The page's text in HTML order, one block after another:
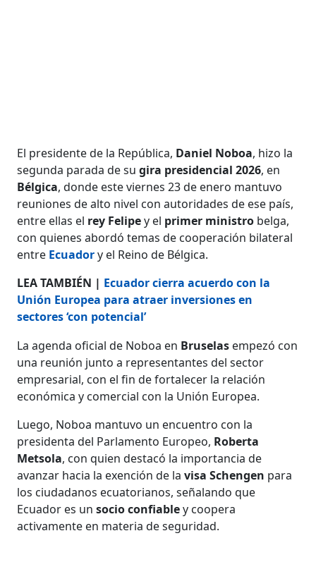
El presidente de la República, Daniel Noboa, hizo la
segunda parada de sugira presidencial 2026, en
Bélgica, donde este viernes 23 de enero mantuvo
reuniones de alto nivel con autoridades de ese país,
entre ellas el rey Felipey el primer ministro belga,
con quienes abordó temas de cooperación bilateral
entre Ecuadory el Reino de Bélgica.
LEA TAMBIÉN | Ecuador cierra acuerdo con la
Unión Europea para atraer inversiones en
sectores ‘con potencial’
La agenda oficial de Noboa en Bruselas empezó con
una reunión junto a representantes del sector
empresarial, con el fin de fortalecer la relación
económica y comercial con la Unión Europea.
Luego, Noboa mantuvo un encuentro con la
presidenta del Parlamento Europeo, Roberta
Metsola, con quien destacó la importancia de
avanzar hacia la exención de lavisa Schengen para
los ciudadanos ecuatorianos, señalando que
Ecuador es unsocioconfiabley coopera
activamente en materia de seguridad.